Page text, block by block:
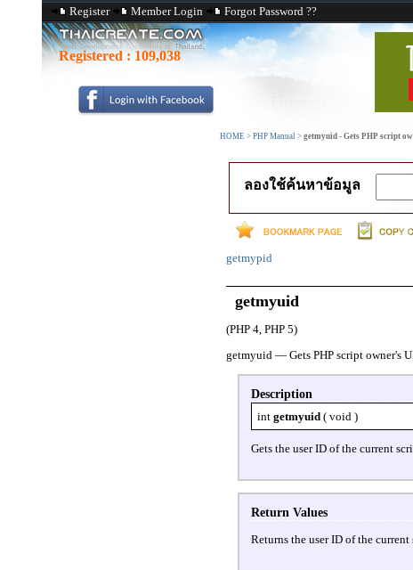
Register Member Login Forgot Password ??
Registered : 109,038
HOME > PHP Manual > getmyuid - Gets PHP script
ลองใช้ค้นหาข้อมูล
getmypid
getmyuid
(PHP 4, PHP 5)
getmyuid— Gets PHP script owner's
Description
int getmyuid ( void )
Gets the user ID of the current
Return Values
Returns the user ID of the